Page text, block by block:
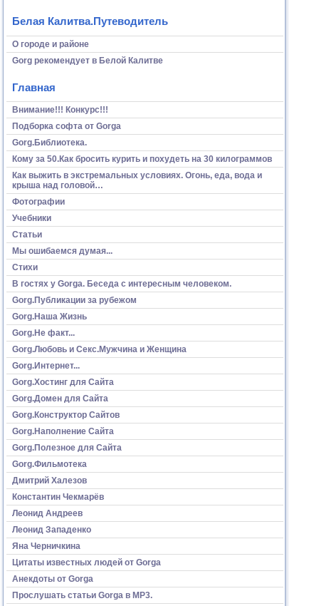
Белая Калитва.Путеводитель
О городе и районе
Gorg рекомендует в Белой Калитве
Главная
Внимание!!! Конкурс!!!
Подборка софта от Gorga
Gorg.Библиотека.
Кому за 50.Как бросить курить и похудеть на 30 килограммов
Как выжить в экстремальных условиях. Огонь, еда, вода и
крыша над головой…
Фотографии
Учебники
Статьи
Мы ошибаемся думая...
Стихи
В гостях у Gorga. Беседа с интересным человеком.
Gorg.Публикации за рубежом
Gorg.Наша Жизнь
Gorg.Не факт...
Gorg.Любовь и Секс.Мужчина и Женщина
Gorg.Интернет...
Gorg.Хостинг для Сайта
Gorg.Домен для Сайта
Gorg.Конструктор Сайтов
Gorg.Наполнение Сайта
Gorg.Полезное для Сайта
Gorg.Фильмотека
Дмитрий Халезов
Константин Чекмарёв
Леонид Андреев
Леонид Западенко
Яна Черничкина
Цитаты известных людей от Gorga
Анекдоты от Gorga
Прослушать статьи Gorga в МР3.